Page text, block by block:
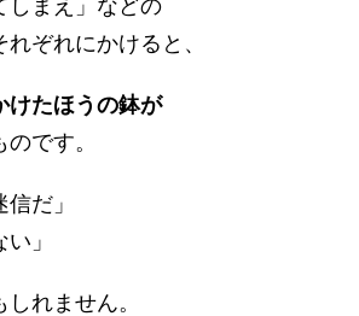
しまえ」などの
ぞれにかけると、
けたほうの鉢が
です。
だ」
」
れません。